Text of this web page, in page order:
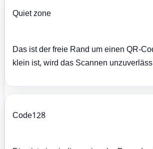
Quiet zone
Das ist der freie Rand um einen QR-
klein ist, wird das Scannen
Code128